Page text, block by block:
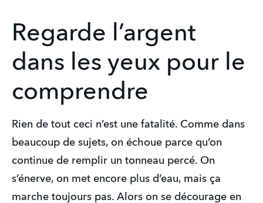
Regarde l’argent
dans les yeux pour le
comprendre
Rien de tout ceci n’est une fatalité. Comme dans
beaucoup de sujets, on échoue parce qu’on
continue de remplir un tonneau percé. On
s’énerve, on met encore plus d’eau, mais ça
marche toujours pas. Alors on se décourage en